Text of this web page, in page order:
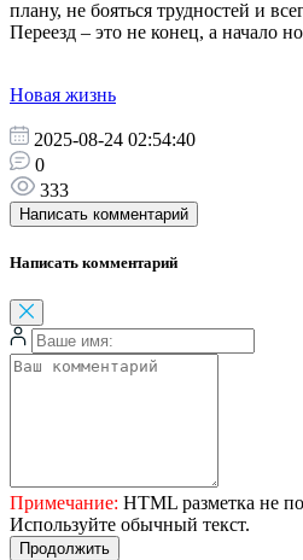
плану, не бояться трудностей и
Переезд – это не конец, а начало
Новая жизнь
2025-08-24 02:54:40
0
333
Написать комментарий
Написать комментарий
Примечание: HTML разметка не
Используйте обычный текст.
Продолжить